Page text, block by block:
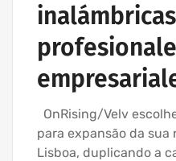
inalámbricas
OnRising/Velv
para expansão da
Lisboa, duplicando a